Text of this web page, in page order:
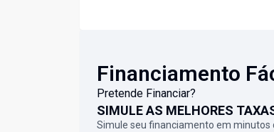
Financiamento
Pretende Financiar?
SIMULE AS MELHORES
Simule seu financiamento em minutos